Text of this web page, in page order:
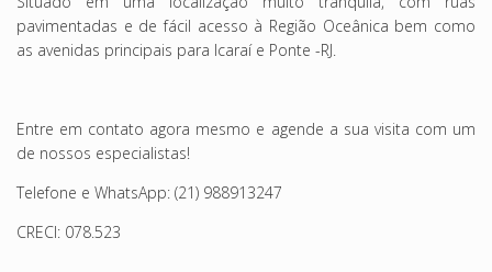
pavimentadas e de fácil acesso à Região Oceânica bem como
as avenidas principais para Icaraí e Ponte -RJ.
Entre em contato agora mesmo e agende a sua visita com um
de nossos especialistas!
Telefone e WhatsApp: (21) 988913247
CRECI: 078.523